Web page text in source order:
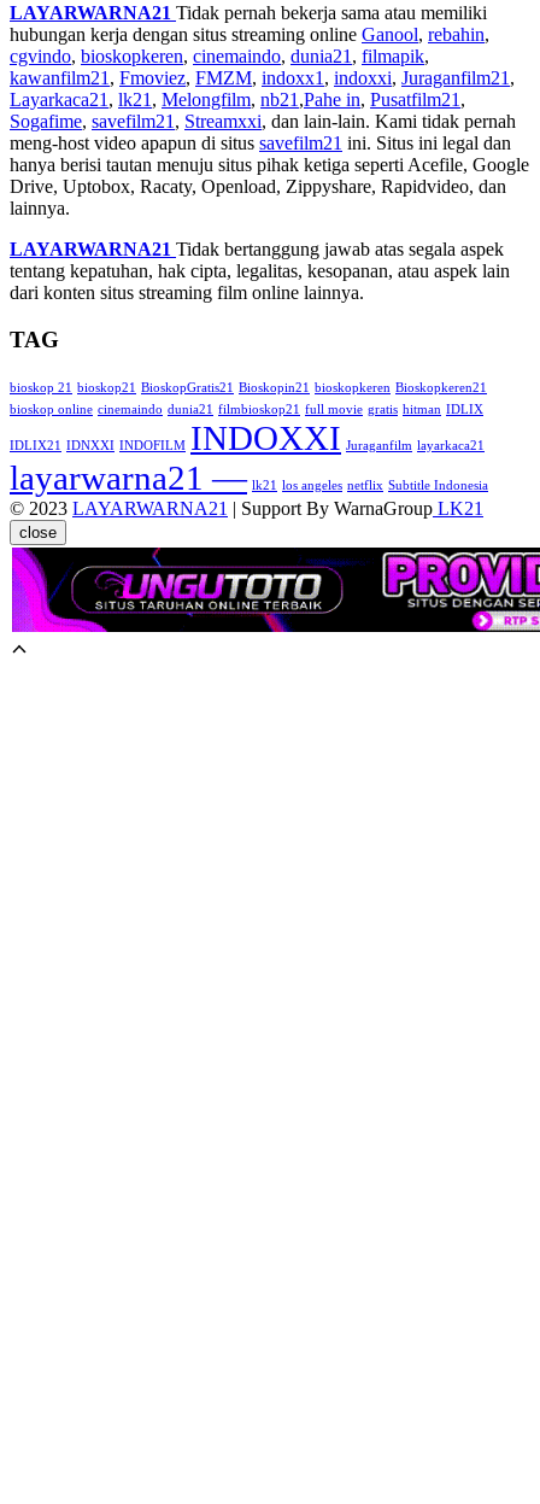
LAYARWARNA21 Tidak pernah bekerja sama atau memiliki
hubungan kerja dengan situs streaming online Ganool, rebahin,
cgvindo, bioskopkeren, cinemaindo, dunia21 , filmapik,
kawanfilm21 , Fmoviez, FMZM, indoxx1 , indoxxi, Juraganfilm21 ,
Layarkaca21 , lk21 , Melongfilm, nb21 ,Pahe in, Pusatfilm21 ,
Sogafime, savefilm21 , Streamxxi, dan lain-lain. Kami tidak pernah
meng-host video apapun di situs savefilm21 ini. Situs ini legal dan
hanya berisi tautan menuju situs pihak ketiga seperti Acefile, Google
Drive, Uptobox, Racaty, Openload, Zippyshare, Rapidvideo, dan
lainnya.
LAYARWARNA21 Tidak bertanggung jawab atas segala aspek
tentang kepatuhan, hak cipta, legalitas, kesopanan, atau aspek lain
dari konten situs streaming film online lainnya.
TAG
bioskop 21 bioskop21 BioskopGratis21 Bioskopin21 bioskopkeren Bioskopkeren21
bioskop online cinemaindo dunia21 filmbioskop21 full movie gratis hitman IDLIX
IDLIX21 IDNXXI INDOFILM INDOXXI Juraganfilm layarkaca21
layarwarna21 — lk21 los angeles netflix Subtitle Indonesia
© 2023 LAYARWARNA21 | Support By WarnaGroup LK21
close